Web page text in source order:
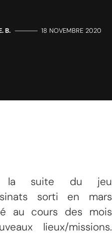
B. ————— 18 NOVEMBRE 2020
suite du jeu
sorti en mars
au cours des mois
lieux/missions.